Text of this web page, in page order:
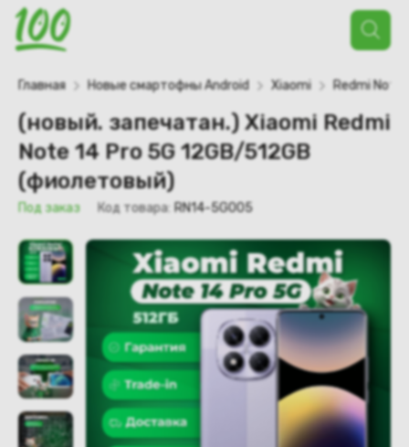
Поиск
товаров
Главная Новые смартофны Android Xiaomi Redmi Note
(новый. запечатан.) Xiaomi Redmi
Note 14 Pro 5G 12GB/512GB
(фиолетовый)
Под заказ Код товара: RN14-5G005